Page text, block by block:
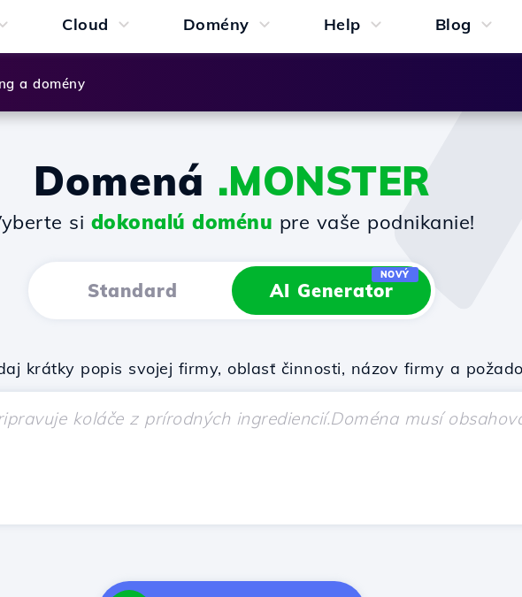
Cloud Domény Help Blog
a domény
Domená .MONSTER
si dokonalú doménu pre vaše podnikanie!
Standard AI Generator
NOVÝ
krátky popis svojej firmy, oblasť činnosti, názov firmy a